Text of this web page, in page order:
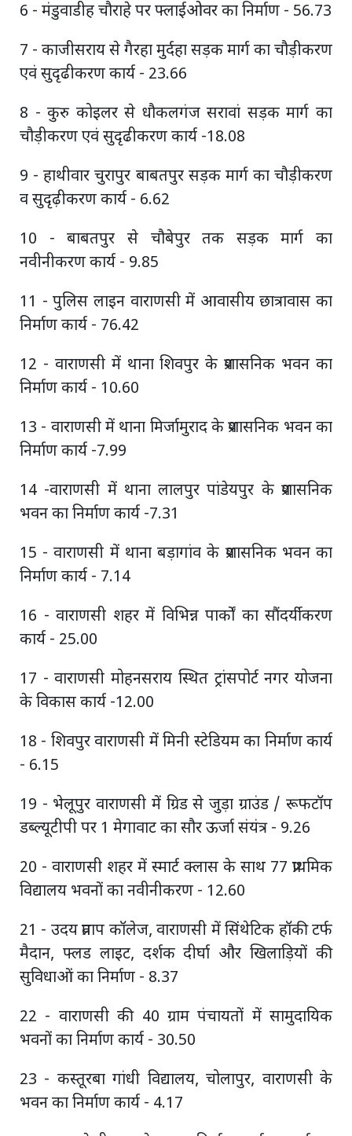
6 - मंडुवाडीह चौराहे पर फ्लाईओवर का निर्माण - 56.73
7 - काजीसराय से गैरहा मुर्दहा सड़क मार्ग का चौड़ीकरण
एवं सुदृढीकरण कार्य - 23.66
8 - कुरु कोइलर से धौकलगंज सरावां सड़क मार्ग का
चौड़ीकरण एवं सुदृढीकरण कार्य -18.08
9 - हाथीवार चुरापुर बाबतपुर सड़क मार्ग का चौड़ीकरण
व सुदृढ़ीकरण कार्य - 6.62
10 - बाबतपुर से चौबेपुर तक सड़क मार्ग का
नवीनीकरण कार्य - 9.85
11 - पुलिस लाइन वाराणसी में आवासीय छात्रावास का
निर्माण कार्य - 76.42
12 - वाराणसी में थाना शिवपुर के प्रशासनिक भवन का
निर्माण कार्य - 10.60
13 - वाराणसी में थाना मिर्जामुराद के प्रशासनिक भवन का
निर्माण कार्य -7.99
14 -वाराणसी में थाना लालपुर पांडेयपुर के प्रशासनिक
भवन का निर्माण कार्य -7.31
15 - वाराणसी में थाना बड़ागांव के प्रशासनिक भवन का
निर्माण कार्य - 7.14
16 - वाराणसी शहर में विभिन्न पार्कों का सौंदर्यीकरण
कार्य - 25.00
17 - वाराणसी मोहनसराय स्थित ट्रांसपोर्ट नगर योजना
के विकास कार्य -12.00
18 - शिवपुर वाराणसी में मिनी स्टेडियम का निर्माण कार्य
- 6.15
19 - भेलूपुर वाराणसी में ग्रिड से जुड़ा ग्राउंड / रूफटॉप
डब्ल्यूटीपी पर 1 मेगावाट का सौर ऊर्जा संयंत्र - 9.26
20 - वाराणसी शहर में स्मार्ट क्लास के साथ 77 प्राथमिक
विद्यालय भवनों का नवीनीकरण - 12.60
21 - उदय प्रताप कॉलेज, वाराणसी में सिंथेटिक हॉकी टर्फ
मैदान, फ्लड लाइट, दर्शक दीर्घा और खिलाड़ियों की
सुविधाओं का निर्माण - 8.37
22 - वाराणसी की 40 ग्राम पंचायतों में सामुदायिक
भवनों का निर्माण कार्य - 30.50
23 - कस्तूरबा गांधी विद्यालय, चोलापुर, वाराणसी के
भवन का निर्माण कार्य - 4.17